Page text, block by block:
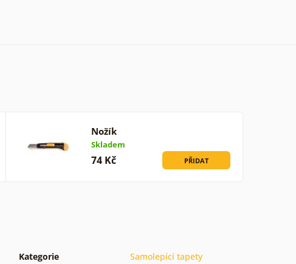
Nožík
Skladem
74 Kč PŘIDAT
Kategorie Samolepící tapety